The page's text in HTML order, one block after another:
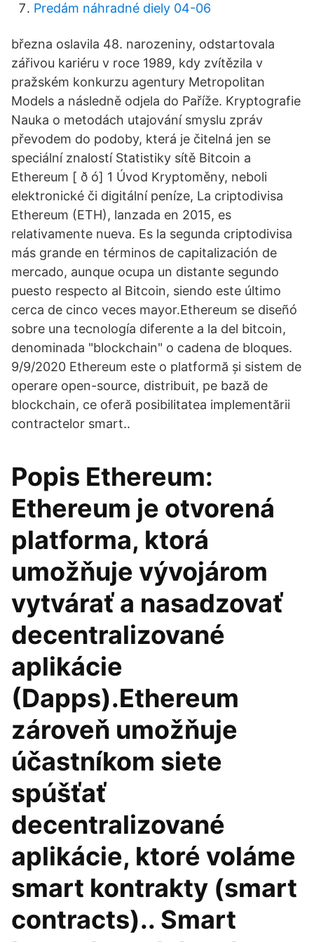
Predám náhradné diely 04-06
března oslavila 48. narozeniny, odstartovala
zářivou kariéru v roce 1989, kdy zvítězila v
pražském konkurzu agentury Metropolitan
Models a následně odjela do Paříže. Kryptografie
Nauka o metodách utajování smyslu zpráv
převodem do podoby, která je čitelná jen se
speciální znalostí Statistiky sítě Bitcoin a
Ethereum [ ð ó] 1 Úvod Kryptoměny, neboli
elektronické či digitální peníze, La criptodivisa
Ethereum (ETH), lanzada en 2015, es
relativamente nueva. Es la segunda criptodivisa
más grande en términos de capitalización de
mercado, aunque ocupa un distante segundo
puesto respecto al Bitcoin, siendo este último
cerca de cinco veces mayor.Ethereum se diseñó
sobre una tecnología diferente a la del bitcoin,
denominada "blockchain" o cadena de bloques.
9/9/2020 Ethereum este o platformă și sistem de
operare open-source, distribuit, pe bază de
blockchain, ce oferă posibilitatea implementării
contractelor smart..
Popis Ethereum:
Ethereum je otvorená
platforma, ktorá
umožňuje vývojárom
vytvárať a nasadzovať
decentralizované
aplikácie
(Dapps).Ethereum
zároveň umožňuje
účastníkom siete
spúšťať
decentralizované
aplikácie, ktoré voláme
smart kontrakty (smart
contracts).. Smart